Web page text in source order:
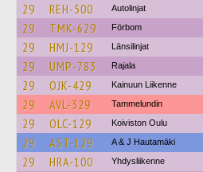
29 REH-500 Autolinjat
29 TMK-629 Förbom
29 HMJ-129 Länsilinjat
29 UMP-783 Rajala
29 OJK-429 Kainuun Liikenne
29 AVL-329 Tammelundin
29 OLC-129 Koiviston Oulu
29 AST-129 A & J Hautamäki
29 HRA-100 Yhdysliikenne